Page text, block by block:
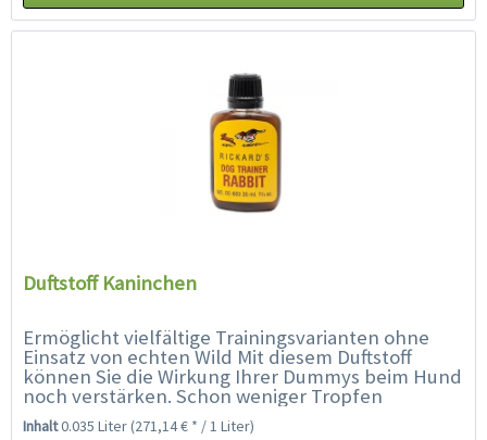
Duftstoff Kaninchen
Ermöglicht vielfältige Trainingsvarianten ohne
Einsatz von echten Wild Mit diesem Duftstoff
können Sie die Wirkung Ihrer Dummys beim Hund
noch verstärken. Schon weniger Tropfen
genügen, um den Dummy einen...
Inhalt0.035 Liter(271,14 € * / 1 Liter)